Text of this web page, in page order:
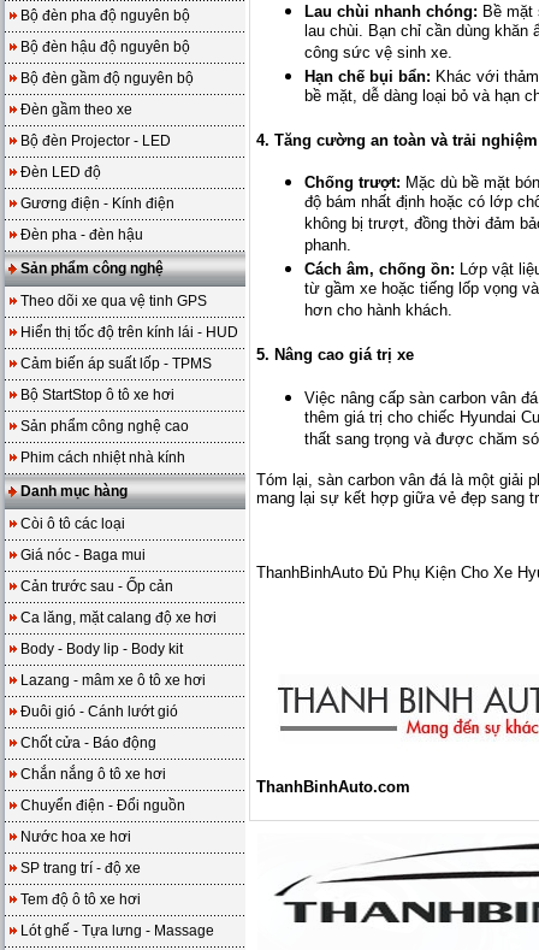
Bộ đèn pha độ nguyên bộ
Bộ đèn hậu độ nguyên bộ
Bộ đèn gầm độ nguyên bộ
Đèn gầm theo xe
Bộ đèn Projector - LED
Đèn LED độ
Gương điện - Kính điện
Đèn pha - đèn hậu
Sản phẩm công nghệ
Theo dõi xe qua vệ tinh GPS
Hiển thị tốc độ trên kính lái - HUD
Cảm biến áp suất lốp - TPMS
Bộ StartStop ô tô xe hơi
Sản phẩm công nghệ cao
Phim cách nhiệt nhà kính
Danh mục hàng
Còi ô tô các loại
Giá nóc - Baga mui
Cản trước sau - Ốp cản
Ca lăng, mặt calang độ xe hơi
Body - Body lip - Body kit
Lazang - mâm xe ô tô xe hơi
Đuôi gió - Cánh lướt gió
Chốt cửa - Báo động
Chắn nắng ô tô xe hơi
Chuyển điện - Đổi nguồn
Nước hoa xe hơi
SP trang trí - độ xe
Tem độ ô tô xe hơi
Lót ghế - Tựa lưng - Massage
Lau chùi nhanh chóng: Bề mặt
lau chùi. Bạn chỉ cần dùng
công sức vệ sinh xe.
Hạn chế bụi bẩn: Khác với
bề mặt, dễ dàng loại bỏ và hạn
4. Tăng cường an toàn và trải
Chống trượt: Mặc dù bề mặt
độ bám nhất định hoặc có lớp
không bị trượt, đồng thời đảm
phanh.
Cách âm, chống ồn: Lớp vật
từ gầm xe hoặc tiếng lốp vọng
hơn cho hành khách.
5. Nâng cao giá trị xe
Việc nâng cấp sàn carbon vân
thêm giá trị cho chiếc Hyundai
thất sang trọng và được chăm
Tóm lại, sàn carbon vân đá là một giải
mang lại sự kết hợp giữa vẻ đẹp sang
ThanhBinhAuto Đủ Phụ Kiện Cho Xe
ThanhBinhAuto.com